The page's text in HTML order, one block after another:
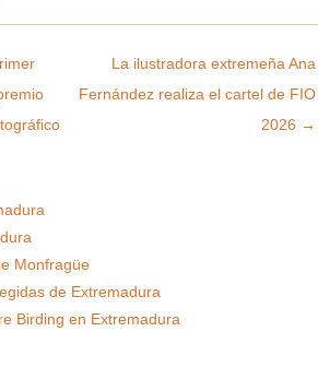
La ilustradora extremeña Ana
Fernández realiza el cartel de FIO
2026 →
Monfragüe
de Extremadura
Birding en Extremadura